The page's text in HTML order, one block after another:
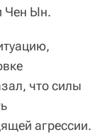
Чен Ын.
что силы
агрессии.